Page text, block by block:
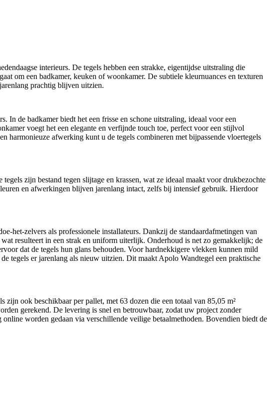
interieurs. De tegels hebben een strakke, eigentijdse uitstraling die
om een badkamer, keuken of woonkamer. De subtiele kleurnuances en texturen
prachtig blijven uitzien.
In de badkamer biedt het een frisse en schone uitstraling, ideaal voor een
voegt het een elegante en verfijnde touch toe, perfect voor een stijlvol
harmonieuze afwerking kunt u de tegels combineren met bijpassende vloertegels
zijn bestand tegen slijtage en krassen, wat ze ideaal maakt voor drukbezochte
en afwerkingen blijven jarenlang intact, zelfs bij intensief gebruik. Hierdoor
het-zelvers als professionele installateurs. Dankzij de standaardafmetingen van
resulteert in een strak en uniform uiterlijk. Onderhoud is net zo gemakkelijk; de
dat de tegels hun glans behouden. Voor hardnekkigere vlekken kunnen mild
tegels er jarenlang als nieuw uitzien. Dit maakt Apolo Wandtegel een praktische
ook beschikbaar per pallet, met 63 dozen die een totaal van 85,05 m²
gerekend. De levering is snel en betrouwbaar, zodat uw project zonder
worden gedaan via verschillende veilige betaalmethoden. Bovendien biedt de